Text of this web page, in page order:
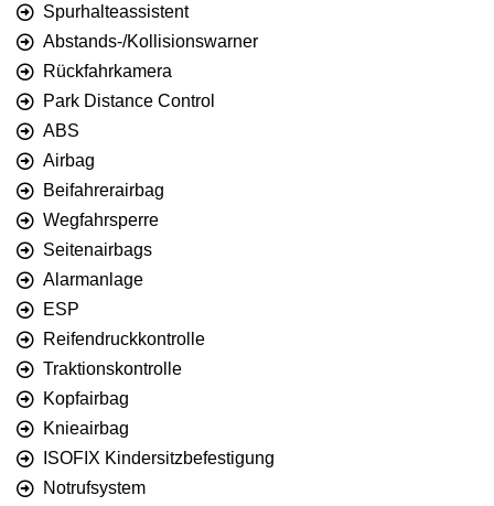
Spurhalteassistent
Abstands-/Kollisionswarner
Rückfahrkamera
Park Distance Control
ABS
Airbag
Beifahrerairbag
Wegfahrsperre
Seitenairbags
Alarmanlage
ESP
Reifendruckkontrolle
Traktionskontrolle
Kopfairbag
Knieairbag
ISOFIX Kindersitzbefestigung
Notrufsystem